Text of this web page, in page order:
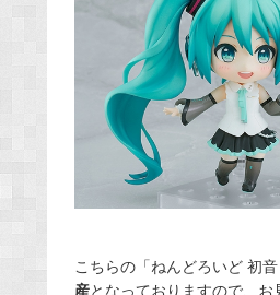
こちらの「ねんどろいど 初
産となっておりますので、お